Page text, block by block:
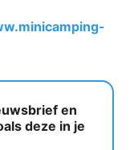
en
deze in je